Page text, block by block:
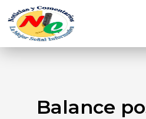
Balance